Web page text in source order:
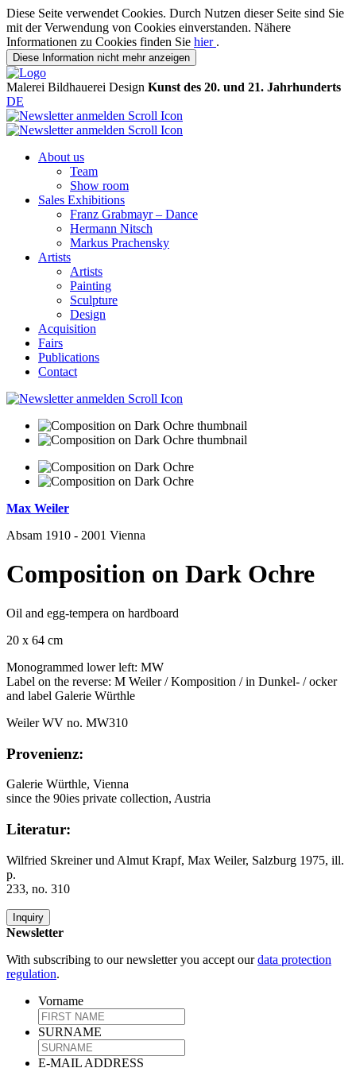
Diese Seite verwendet Cookies. Durch Nutzen dieser Seite sind Sie
mit der Verwendung von Cookies einverstanden. Nähere
Informationen zu Cookies finden Sie hier .
Diese Information nicht mehr anzeigen
Malerei Bildhauerei Design Kunst des 20. und 21. Jahrhunderts
DE
About us
Team
Show room
Sales Exhibitions
Franz Grabmayr – Dance
Hermann Nitsch
Markus Prachensky
Artists
Artists
Painting
Sculpture
Design
Acquisition
Fairs
Publications
Contact
Max Weiler
Absam 1910 - 2001 Vienna
Composition on Dark Ochre
Oil and egg-tempera on hardboard
20 x 64 cm
Monogrammed lower left: MW
Label on the reverse: M Weiler / Komposition / in Dunkel- / ocker
and label Galerie Würthle
Weiler WV no. MW310
Provenienz:
Galerie Würthle, Vienna
since the 90ies private collection, Austria
Literatur:
Wilfried Skreiner und Almut Krapf, Max Weiler, Salzburg 1975, ill.
p.
233, no. 310
Inquiry
Newsletter
With subscribing to our newsletter you accept ourdata protection
regulation.
Vorname
SURNAME
E-MAIL ADDRESS